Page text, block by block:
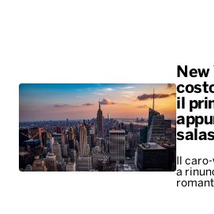
il
Il
a